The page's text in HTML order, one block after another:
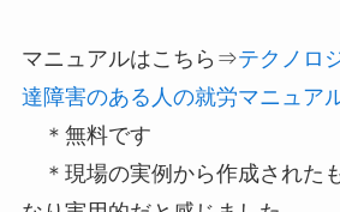
マニュアルはこちら⇒テクノロ
達障害のある人の就労マニュア
＊無料です
＊現場の実例から作成された